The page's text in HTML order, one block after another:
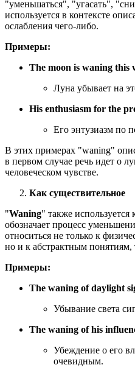
"уменьшаться", "угасать",
используется в контексте
ослабления чего-либо.
Примеры:
The moon is waning this
Луна убывает на
His enthusiasm for the
Его энтузиазм по
В этих примерах "waning"
в первом случае речь идет о
человеческом чувстве.
Как существительное
"Waning" также используется
обозначает процесс
относиться не только к
но и к абстрактным понятиям,
Примеры:
The waning of daylight
Убывание света
The waning of his
Убеждение о его
очевидным.